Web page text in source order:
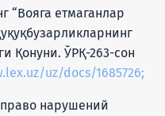
“Вояга етмаганлар
Қонуни. ЎРҚ-263-сон
uz/docs/1685726;
нарушений